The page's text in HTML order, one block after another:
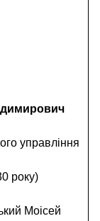
управління
року)
Моісей